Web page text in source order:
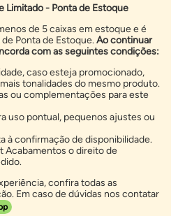
Limitado - Ponta de Estoque
de 5 caixas em estoque e é
Ponta de Estoque.Ao continuar
com as seguintes condições:
caso esteja promocionado,
tonalidades do mesmo produto.
ou complementações para este
uso pontual, pequenos ajustes ou
à confirmação de disponibilidade.
Acabamentos o direito de
confira todas as
Em caso de dúvidas nos contatar